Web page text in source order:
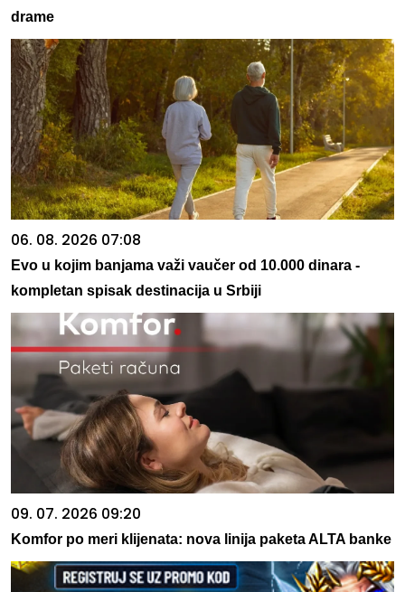
drame
06. 08. 2026 07:08
Evo u kojim banjama važi vaučer od 10.000 dinara -
kompletan spisak destinacija u Srbiji
09. 07. 2026 09:20
Komfor po meri klijenata: nova linija paketa ALTA banke